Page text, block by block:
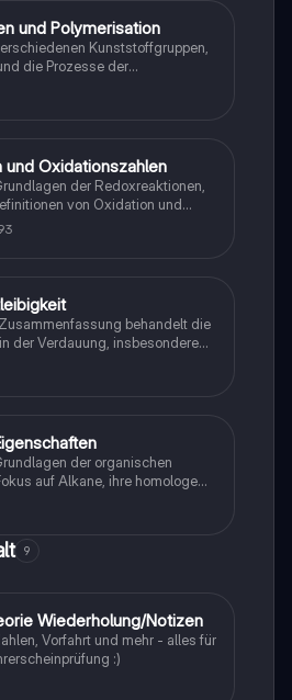
und Polymerisation
Kunststoffgruppen,
die Prozesse der
Lernzettel bietet eine
über Thermoplaste,
die sich auf Prüfungen
und Oxidationszahlen
der Redoxreaktionen,
von Oxidation und
und -akzeptoren
Diese Zusammenfassung
vorbereiten.
behandelt die
der Verdauung, insbesondere
auf die Resorption von
Spaltung von
Ideal für die
im Fach Biologie.
der organischen
auf Alkane, ihre homologe
Dieser Lernzettel bietet eine
über molekulare Polarität,
der Chemie, die sich
9
Wiederholung/Notizen
Vorfahrt und mehr - alles für
:)